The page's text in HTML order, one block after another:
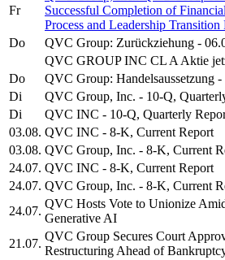
Fr
Successful Completion of
Process and Leadership Transition
Do QVC Group: Zurückziehung -
QVC GROUP INC CL A Aktie
Do
QVC Group: Handelsaussetzung
Di
QVC Group, Inc. - 10-Q,
Di
QVC INC - 10-Q, Quarterly
03.08. QVC INC - 8-K, Current Report
03.08. QVC Group, Inc. - 8-K, Current
24.07. QVC INC - 8-K, Current Report
24.07. QVC Group, Inc. - 8-K, Current
24.07.
QVC Hosts Vote to Unionize
Generative AI
21.07.
QVC Group Secures Court
Restructuring Ahead of